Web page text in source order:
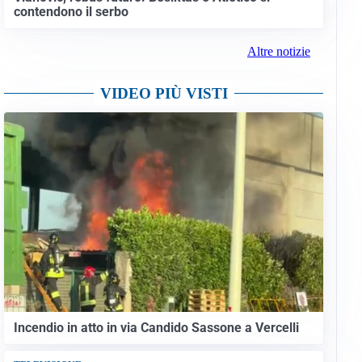
contendono il serbo
Altre notizie
VIDEO PIÙ VISTI
Incendio in atto in via Candido Sassone a Vercelli